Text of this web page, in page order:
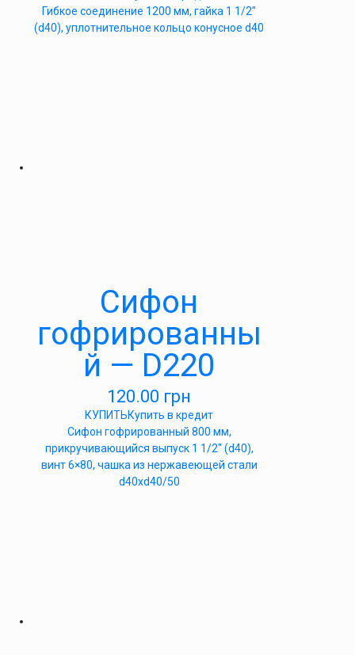
Гибкое соединение 1200 мм, гайка 1 1/2″
(d40), уплотнительное кольцо конусное d40
Сифон
гофрированны
й — D220
120.00 грн
КУПИТЬКупить в кредит
Сифон гофрированный 800 мм,
прикручивающийся выпуск 1 1/2″ (d40),
винт 6×80, чашка из нержавеющей стали
d40xd40/50